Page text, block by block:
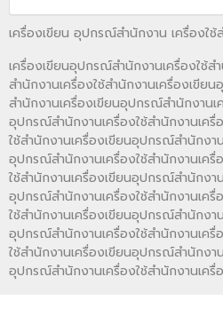
เครื่องเขียน อุปกรณ์สำนักงาน เครื่องใช้
เครื่องเขียนอุปกรณ์สำนักงานเครื่องใช้
สำนักงานเครื่องใช้สำนักงานเครื่องเขีย
สำนักงานเครื่องเขียนอุปกรณ์สำนักงานเ
อุปกรณ์สำนักงานเครื่องใช้สำนักงานเค
ใช้สำนักงานเครื่องเขียนอุปกรณ์สำนักงา
อุปกรณ์สำนักงานเครื่องใช้สำนักงานเค
ใช้สำนักงานเครื่องเขียนอุปกรณ์สำนักงา
อุปกรณ์สำนักงานเครื่องใช้สำนักงานเค
ใช้สำนักงานเครื่องเขียนอุปกรณ์สำนักงา
อุปกรณ์สำนักงานเครื่องใช้สำนักงานเค
ใช้สำนักงานเครื่องเขียนอุปกรณ์สำนักงา
อุปกรณ์สำนักงานเครื่องใช้สำนักงานเค